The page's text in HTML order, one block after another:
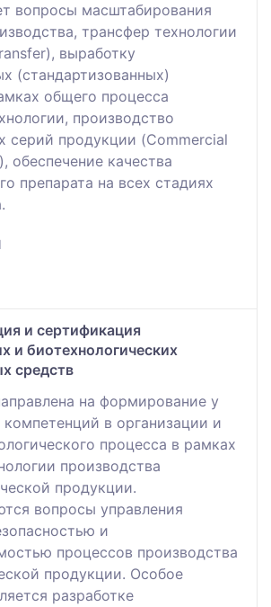
вопросы масштабирования
трансфер технологии
выработку
(стандартизованных)
общего процесса
производство
серий продукции (Commercial
обеспечение качества
препарата на всех стадиях
и сертификация
и биотехнологических
средств
на формирование у
в организации и
процесса в рамках
производства
продукции.
вопросы управления
и
процессов производства
продукции. Особое
разработке